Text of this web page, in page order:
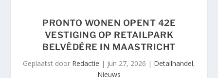
PRONTO WONEN OPENT 42E
VESTIGING OP RETAILPARK
BELVÉDÈRE IN MAASTRICHT
Geplaatst door Redactie | jun 27, 2026 | Detailhandel,
Nieuws